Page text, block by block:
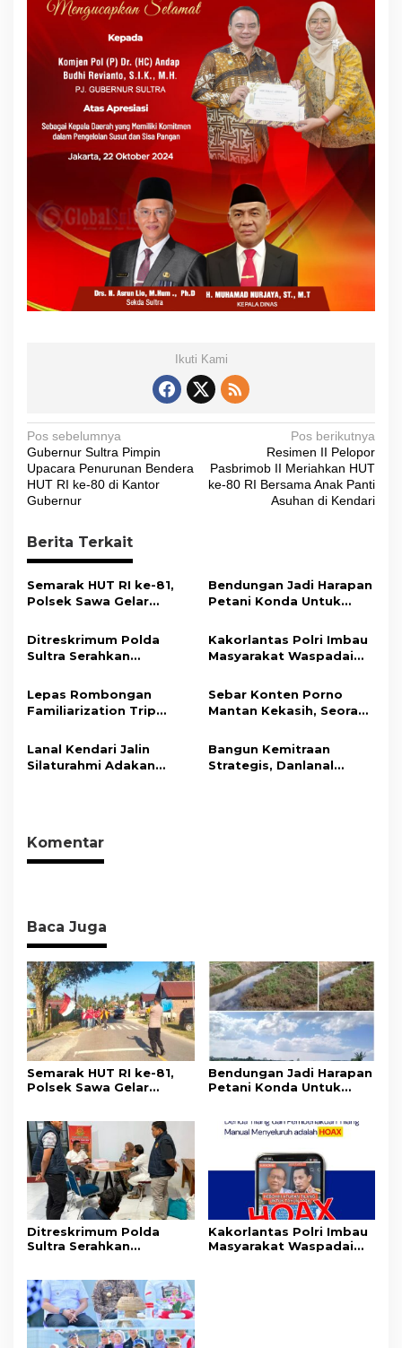
Ikuti Kami
N
a
v
g
a
s
p
o
s
Pos sebelumnya
Gubernur Sultra Pimpin
Upacara Penurunan Bendera
HUT RI ke-80 di Kantor
Gubernur
Pos berikutnya
Resimen II Pelopor
Pasbrimob II Meriahkan HUT
ke-80 RI Bersama Anak Panti
Asuhan di Kendari
Berita Terkait
Semarak HUT RI ke-81,
Polsek Sawa Gelar
Pembukaan Pekan
Olahraga 2026 Tingkat
Bendungan Jadi Harapan
Petani Konda Untuk
Padi
Ditreskrimum Polda
Sultra Serahkan
Bukti Kasus Dugaan
Penyelenggaraan
Perjalanan Ibadah Umrah
Kakorlantas Polri Imbau
Masyarakat Waspadai
Baru
Lepas Rombongan
Familiarization Trip
Promosikan Wisata dan
Gerakkan Ekonomi
Sebar Konten Porno
Mantan Kekasih, Seorang
Tahun Penjara
Lanal Kendari Jalin
Silaturahmi Adakan
Bangun Kemitraan
Strategis, Danlanal
Komentar
Baca Juga
Semarak HUT RI ke-81,
Polsek Sawa Gelar
Olahraga 2026 Tingkat
Kecamatan
Bendungan Jadi Harapan
Petani Konda Untuk
Ditreskrimum Polda
Sultra Serahkan
Penyelenggaraan
Perjalanan Ibadah Umrah
Tanpa Izin ke Kejaksaan
Kakorlantas Polri Imbau
Masyarakat Waspadai